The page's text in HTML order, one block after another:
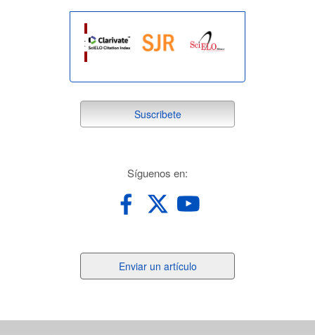
suscribete
Suscribete
Síguenos en:
un
Enviar un artículo